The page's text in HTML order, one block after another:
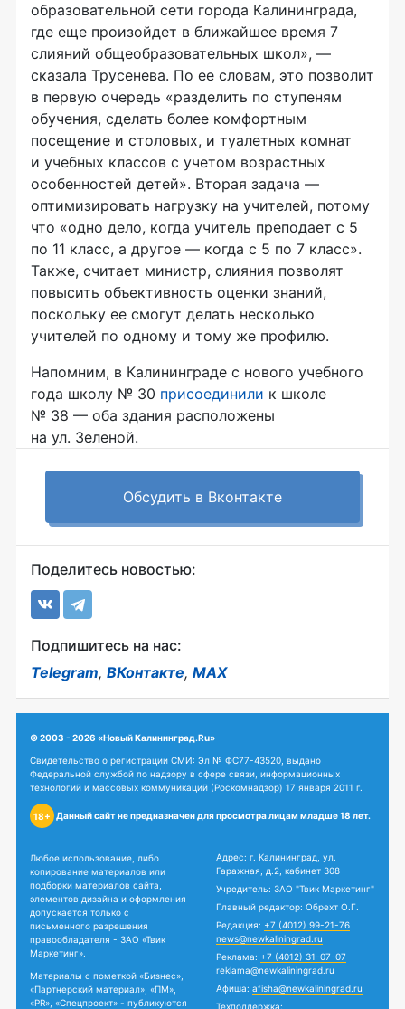
образовательной сети города Калининграда,
где еще произойдет в ближайшее время 7
слияний общеобразовательных школ», —
сказала Трусенева. По ее словам, это позволит
в первую очередь «разделить по ступеням
обучения, сделать более комфортным
посещение и столовых, и туалетных комнат
и учебных классов с учетом возрастных
особенностей детей». Вторая задача —
оптимизировать нагрузку на учителей, потому
что «одно дело, когда учитель преподает с 5
по 11 класс, а другое — когда с 5 по 7 класс».
Также, считает министр, слияния позволят
повысить объективность оценки знаний,
поскольку ее смогут делать несколько
учителей по одному и тому же профилю.
Напомним, в Калининграде с нового учебного
года школу № 30 присоединили к школе
№ 38 — оба здания расположены
на ул. Зеленой.
Обсудить в Вконтакте
Поделитесь новостью:
Подпишитесь на нас:
Telegram, ВКонтакте, MAX
© 2003 - 2026 «Новый Калининград.Ru»
Свидетельство о регистрации СМИ: Эл № ФС77-43520, выдано
Федеральной службой по надзору в сфере связи, информационных
технологий и массовых коммуникаций (Роскомнадзор) 17 января 2011 г.
18+ Данный сайт не предназначен для просмотра лицам младше 18 лет.
Любое использование, либо
копирование материалов или
подборки материалов сайта,
элементов дизайна и оформления
допускается только с
письменного разрешения
правообладателя - ЗАО «Твик
Маркетинг».
Материалы с пометкой «Бизнес»,
«Партнерский материал», «ПМ»,
«PR», «Спецпроект» - публикуются
Адрес: г. Калининград, ул.
Гаражная, д.2, кабинет 308
Учредитель: ЗАО "Твик Маркетинг"
Главный редактор: Обрехт О.Г.
Редакция: +7 (4012) 99-21-76
news@newkaliningrad.ru
Реклама: +7 (4012) 31-07-07
reklama@newkaliningrad.ru
Афиша: afisha@newkaliningrad.ru
Техподдержка: